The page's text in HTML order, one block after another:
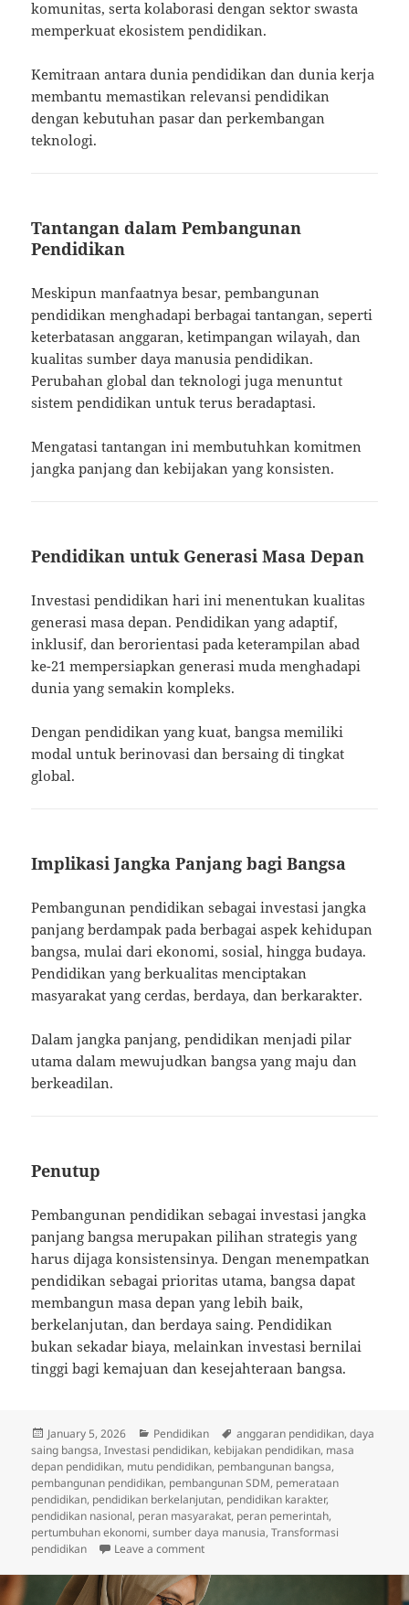
komunitas, serta kolaborasi dengan sektor swasta
memperkuat ekosistem pendidikan.
Kemitraan antara dunia pendidikan dan dunia kerja
membantu memastikan relevansi pendidikan
dengan kebutuhan pasar dan perkembangan
teknologi.
Tantangan dalam Pembangunan
Pendidikan
Meskipun manfaatnya besar, pembangunan
pendidikan menghadapi berbagai tantangan, seperti
keterbatasan anggaran, ketimpangan wilayah, dan
kualitas sumber daya manusia pendidikan.
Perubahan global dan teknologi juga menuntut
sistem pendidikan untuk terus beradaptasi.
Mengatasi tantangan ini membutuhkan komitmen
jangka panjang dan kebijakan yang konsisten.
Pendidikan untuk Generasi Masa Depan
Investasi pendidikan hari ini menentukan kualitas
generasi masa depan. Pendidikan yang adaptif,
inklusif, dan berorientasi pada keterampilan abad
ke-21 mempersiapkan generasi muda menghadapi
dunia yang semakin kompleks.
Dengan pendidikan yang kuat, bangsa memiliki
modal untuk berinovasi dan bersaing di tingkat
global.
Implikasi Jangka Panjang bagi Bangsa
Pembangunan pendidikan sebagai investasi jangka
panjang berdampak pada berbagai aspek kehidupan
bangsa, mulai dari ekonomi, sosial, hingga budaya.
Pendidikan yang berkualitas menciptakan
masyarakat yang cerdas, berdaya, dan berkarakter.
Dalam jangka panjang, pendidikan menjadi pilar
utama dalam mewujudkan bangsa yang maju dan
berkeadilan.
Penutup
Pembangunan pendidikan sebagai investasi jangka
panjang bangsa merupakan pilihan strategis yang
harus dijaga konsistensinya. Dengan menempatkan
pendidikan sebagai prioritas utama, bangsa dapat
membangun masa depan yang lebih baik,
berkelanjutan, dan berdaya saing. Pendidikan
bukan sekadar biaya, melainkan investasi bernilai
tinggi bagi kemajuan dan kesejahteraan bangsa.
Posted
on
January 5, 2026 Categories
Pendidikan Tags
anggaran pendidikan,daya
saing bangsa,Investasi pendidikan, kebijakan pendidikan, masa
depan pendidikan, mutu pendidikan, pembangunan bangsa,
pembangunan pendidikan, pembangunan SDM, pemerataan
pendidikan, pendidikan berkelanjutan, pendidikan karakter,
pendidikan nasional, peran masyarakat, peran pemerintah,
pertumbuhan ekonomi,sumber daya manusia,Transformasi
pendidikan
Leave a commenton Pembangunan Pendidikan sebagai